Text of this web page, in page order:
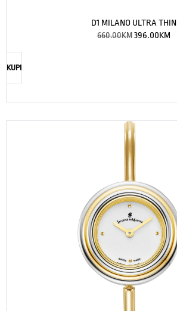
D1 MILANO ULTRA THIN
660.00KM 396.00KM
KUPI